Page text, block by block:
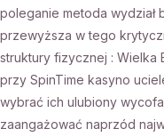
poleganie metoda
przewyższa w tego
struktury fizycznej : Wielka
przy SpinTime kasyno
wybrać ich ulubiony
zaangażować naprzód